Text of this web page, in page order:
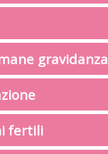
gravidanza
fertili